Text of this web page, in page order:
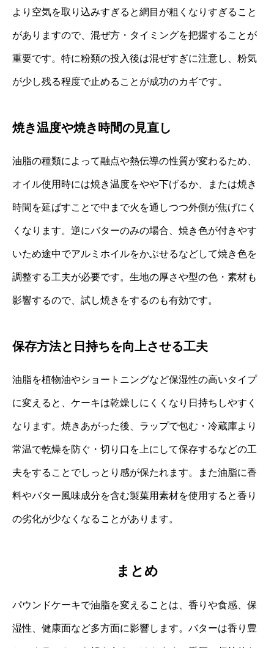
より空気を取り込みすぎると網目が粗くなりすぎること
がありますので、混ぜ方・タイミングを把握することが
重要です。特に粉類の投入後は混ぜすぎに注意し、粉気
が少し残る程度で止めることが成功のカギです。
焼き温度や焼き時間の見直し
油脂の種類によって融点や熱伝導の性質が変わるため、
オイル使用時には焼き温度をやや下げるか、または焼き
時間を延ばすことで中まで火を通しつつ外側が焦げにく
くなります。逆にバターのみの場合、焼き色が付きやす
いため途中でアルミホイルをかぶせるなどして焼き色を
調整する工夫が必要です。生地の厚さや型の色・素材も
影響するので、試し焼きをするのも有効です。
保存方法と日持ちを向上させる工夫
油脂を植物油やショートニングなど保湿性の高いタイプ
に変えると、ケーキは乾燥しにくくなり日持ちしやすく
なります。焼きあがった後、ラップで包む・冷蔵庫より
常温で乾燥を防ぐ・切り口を上にして保存するなどの工
夫をすることでしっとり感が保たれます。また油脂に香
料やバター風味成分を含む製菓用素材を使用すると香り
の劣化が少なくなることがあります。
まとめ
パウンドケーキで油脂を変えることは、香りや食感、保
湿性、健康面など多方面に影響します。バターは香り豊